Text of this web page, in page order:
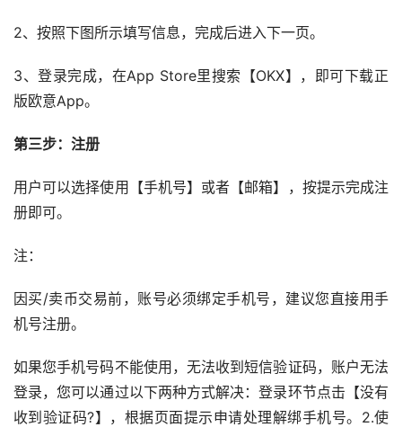
2、按照下图所示填写信息，完成后进入下一页。
3、登录完成，在App Store里搜索【OKX】，即可下载正
版欧意App。
第三步：注册
用户可以选择使用【手机号】或者【邮箱】，按提示完成注
册即可。
注：
因买/卖币交易前，账号必须绑定手机号，建议您直接用手
机号注册。
如果您手机号码不能使用，无法收到短信验证码，账户无法
登录，您可以通过以下两种方式解决：登录环节点击【没有
收到验证码?】，根据页面提示申请处理解绑手机号。2.使